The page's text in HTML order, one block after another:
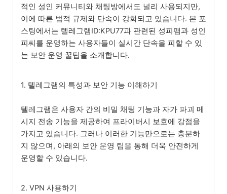
적인 성인 커뮤니티와 채팅방에서도 널리 사용되지만,
이에 따른 법적 규제와 단속이 강화되고 있습니다. 본 포
스팅에서는 텔레그램ID:KPU77과 관련된 성피팸과 성인
피씨를 운영하는 사용자들이 실시간 단속을 피할 수 있
는 보안 운영 꿀팁을 소개합니다.
1. 텔레그램의 특성과 보안 기능 이해하기
텔레그램은 사용자 간의 비밀 채팅 기능과 자가 파괴 메
시지 전송 기능을 제공하여 프라이버시 보호에 강점을
가지고 있습니다. 그러나 이러한 기능만으로는 충분하
지 않으며, 아래의 보안 운영 팁을 통해 더욱 안전하게
운영할 수 있습니다.
2. VPN 사용하기